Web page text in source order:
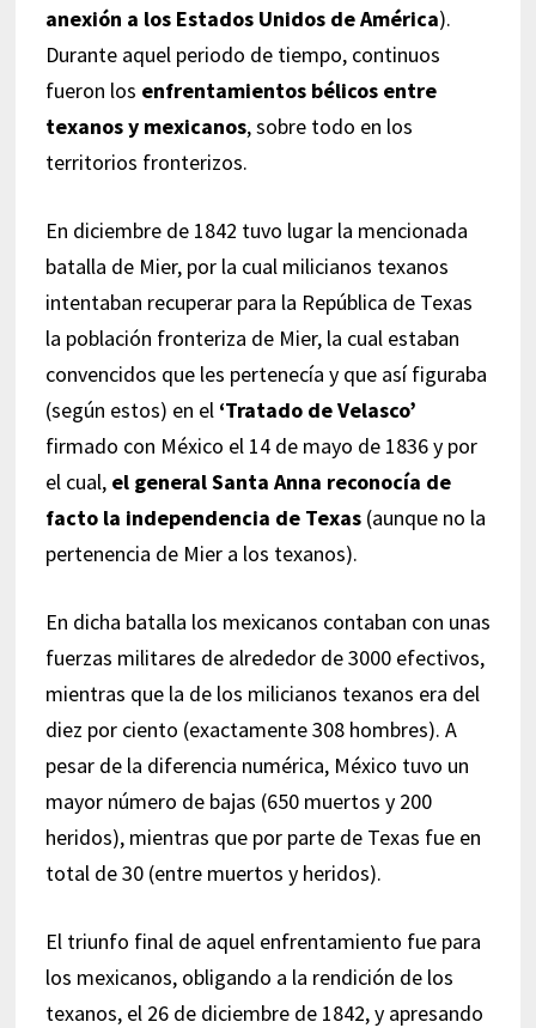
anexión a los Estados Unidos de América).
Durante aquel periodo de tiempo, continuos
fueron los enfrentamientos bélicos entre
texanos y mexicanos, sobre todo en los
territorios fronterizos.
En diciembre de 1842 tuvo lugar la mencionada
batalla de Mier, por la cual milicianos texanos
intentaban recuperar para la República de Texas
la población fronteriza de Mier, la cual estaban
convencidos que les pertenecía y que así figuraba
(según estos) en el ‘Tratado de Velasco’
firmado con México el 14 de mayo de 1836 y por
el cual, el general Santa Anna reconocía de
facto la independencia de Texas(aunque no la
pertenencia de Mier a los texanos).
En dicha batalla los mexicanos contaban con unas
fuerzas militares de alrededor de 3000 efectivos,
mientras que la de los milicianos texanos era del
diez por ciento (exactamente 308 hombres). A
pesar de la diferencia numérica, México tuvo un
mayor número de bajas (650 muertos y 200
heridos), mientras que por parte de Texas fue en
total de 30 (entre muertos y heridos).
El triunfo final de aquel enfrentamiento fue para
los mexicanos, obligando a la rendición de los
texanos, el 26 de diciembre de 1842, y apresando